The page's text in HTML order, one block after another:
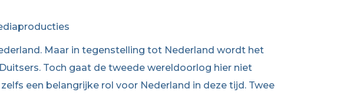
Maar in tegenstelling tot Nederland wordt het
Toch gaat de tweede wereldoorlog hier niet
een belangrijke rol voor Nederland in deze tijd. Twee